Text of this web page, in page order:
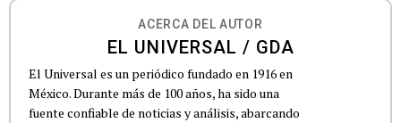
ACERCA DEL AUTOR
EL UNIVERSAL / GDA
El Universal es un periódico fundado en 1916 en
México. Durante más de 100 años, ha sido una
fuente confiable de noticias y análisis, abarcando